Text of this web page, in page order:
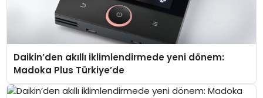
Daikin’den akıllı iklimlendirmede yeni dönem:
Madoka Plus Türkiye’de